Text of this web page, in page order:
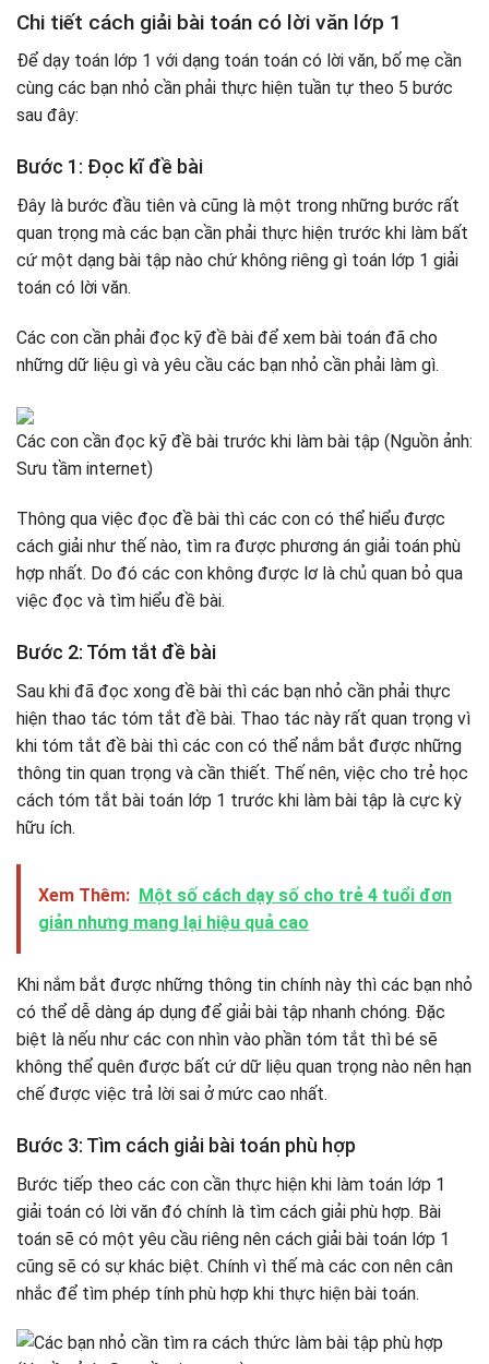
Chi tiết cách giải bài toán có lời văn lớp 1
Để dạy toán lớp 1 với dạng toán toán có lời văn, bố mẹ cần
cùng các bạn nhỏ cần phải thực hiện tuần tự theo 5 bước
sau đây:
Bước 1: Đọc kĩ đề bài
Đây là bước đầu tiên và cũng là một trong những bước rất
quan trọng mà các bạn cần phải thực hiện trước khi làm bất
cứ một dạng bài tập nào chứ không riêng gì toán lớp 1 giải
toán có lời văn.
Các con cần phải đọc kỹ đề bài để xem bài toán đã cho
những dữ liệu gì và yêu cầu các bạn nhỏ cần phải làm gì.
Các con cần đọc kỹ đề bài trước khi làm bài tập (Nguồn ảnh:
Sưu tầm internet)
Thông qua việc đọc đề bài thì các con có thể hiểu được
cách giải như thế nào, tìm ra được phương án giải toán phù
hợp nhất. Do đó các con không được lơ là chủ quan bỏ qua
việc đọc và tìm hiểu đề bài.
Bước 2: Tóm tắt đề bài
Sau khi đã đọc xong đề bài thì các bạn nhỏ cần phải thực
hiện thao tác tóm tắt đề bài. Thao tác này rất quan trọng vì
khi tóm tắt đề bài thì các con có thể nắm bắt được những
thông tin quan trọng và cần thiết. Thế nên, việc cho trẻ học
cách tóm tắt bài toán lớp 1 trước khi làm bài tập là cực kỳ
hữu ích.
Xem Thêm: Một số cách dạy số cho trẻ 4 tuổi đơn
giản nhưng mang lại hiệu quả cao
Khi nắm bắt được những thông tin chính này thì các bạn nhỏ
có thể dễ dàng áp dụng để giải bài tập nhanh chóng. Đặc
biệt là nếu như các con nhìn vào phần tóm tắt thì bé sẽ
không thể quên được bất cứ dữ liệu quan trọng nào nên hạn
chế được việc trả lời sai ở mức cao nhất.
Bước 3: Tìm cách giải bài toán phù hợp
Bước tiếp theo các con cần thực hiện khi làm toán lớp 1
giải toán có lời văn đó chính là tìm cách giải phù hợp. Bài
toán sẽ có một yêu cầu riêng nên cách giải bài toán lớp 1
cũng sẽ có sự khác biệt. Chính vì thế mà các con nên cân
nhắc để tìm phép tính phù hợp khi thực hiện bài toán.